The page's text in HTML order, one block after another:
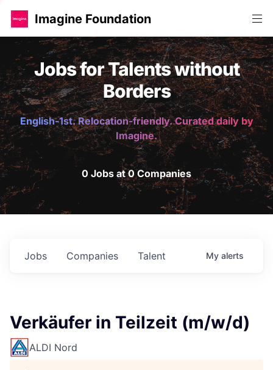
Imagine Foundation
Jobs for Talents without
Borders
English-1st. Relocation-friendly. Curated daily by
Imagine.
0 Jobs at 0 Companies
Jobs Companies Talent My alerts
Verkäufer in Teilzeit (m/w/d)
ALDI Nord